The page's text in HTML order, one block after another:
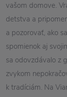
vašom domove.
detstva a
a pozorovať, ako
spomienok aj
sa odovzdávalo z
zvykom
k tradíciám. Na